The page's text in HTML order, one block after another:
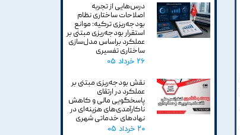
درس‌هایی از تجربه
اصلاحات ساختاری نظام
بودجه‌ریزی ترکیه: موانع
استقرار بودجه‌ریزی مبتنی بر
عملکرد براساس مدل‌سازی
ساختاری تفسیری
۲۶ خرداد ۰۵
نقش بودجه‌ریزی مبتنی بر
عملکرد در ارتقای
پاسخگویی مالی و کاهش
ناکارآمدی‌های هزینه‌ای در
نهادهای خدماتی شهری
۲۰ خرداد ۰۵